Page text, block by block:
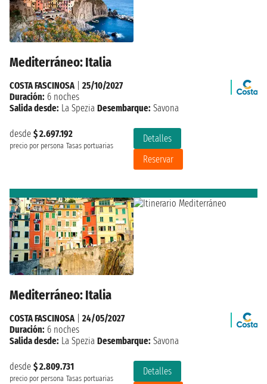
Mediterráneo: Italia
desde $ 2.697.192
precio por persona Tasas portuarias
Detalles
Reservar
COSTA FASCINOSA| 25/10/2027
Duración: 6 noches
Salida desde: La Spezia Desembarque: Savona
Mediterráneo: Italia
desde $ 2.809.731
precio por persona Tasas portuarias
Detalles
COSTA FASCINOSA
24/05/2027
Duración: 6 noches
Salida desde: La Spezia Desembarque: Savona